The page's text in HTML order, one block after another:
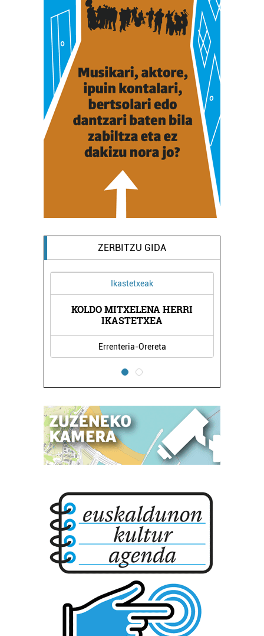
ZERBITZU GIDA
Ikastetxeak
KOLDO MITXELENA HERRI
IKASTETXEA
Errenteria-Orereta